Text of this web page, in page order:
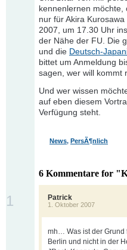
kennenlernen
nur für Akira
2007, um 17.30 Uhr ins
der Nähe der FU. Die
und die Deutsch-
bittet um Anmeldung
sagen, wer will kommt
Und wer wissen
auf eben diesem
Verfügung steht.
News, PersÃ¶nlich
6 Kommentare for
Patrick
1. Oktober 2007
1
mh… Was ist der
Berlin und nicht in der